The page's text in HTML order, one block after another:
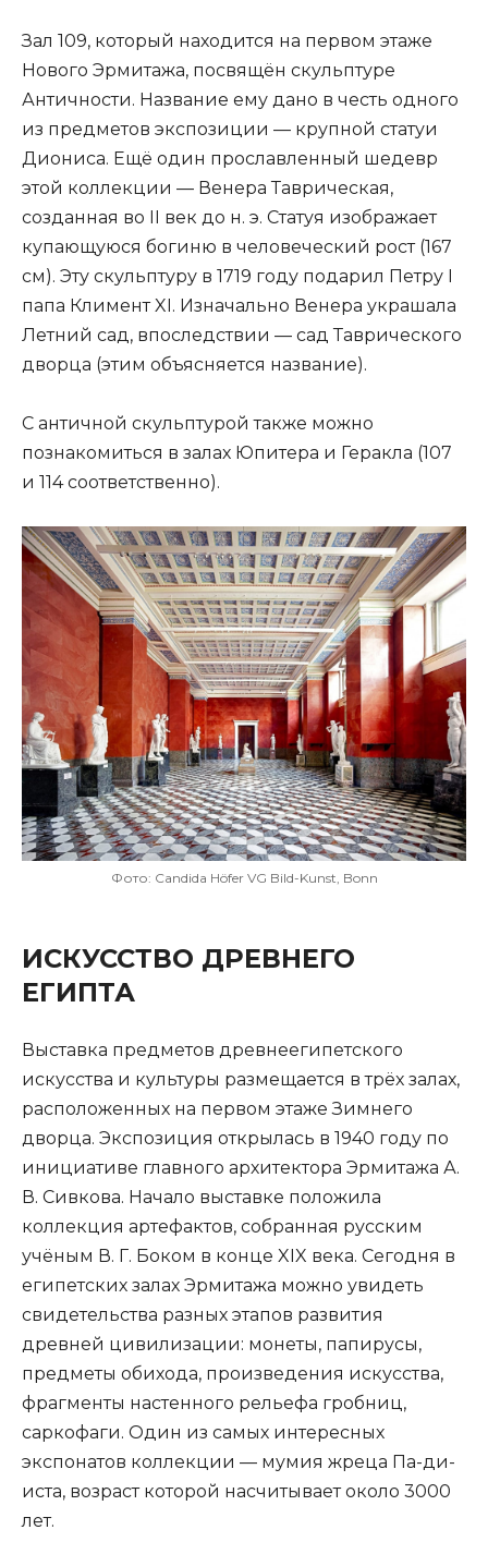
Зал 109, который находится на первом этаже
Нового Эрмитажа, посвящён скульптуре
Античности. Название ему дано в честь одного
из предметов экспозиции — крупной статуи
Диониса. Ещё один прославленный шедевр
этой коллекции — Венера Таврическая,
созданная во II век до н. э. Статуя изображает
купающуюся богиню в человеческий рост (167
см). Эту скульптуру в 1719 году подарил Петру I
папа Климент XI. Изначально Венера украшала
Летний сад, впоследствии — сад Таврического
дворца (этим объясняется название).
С античной скульптурой также можно
познакомиться в залах Юпитера и Геракла (107
и 114 соответственно).
Фото: Candida Höfer VG Bild-Kunst, Bonn
ИСКУССТВО ДРЕВНЕГО
ЕГИПТА
Выставка предметов древнеегипетского
искусства и культуры размещается в трёх залах,
расположенных на первом этаже Зимнего
дворца. Экспозиция открылась в 1940 году по
инициативе главного архитектора Эрмитажа А.
В. Сивкова. Начало выставке положила
коллекция артефактов, собранная русским
учёным В. Г. Боком в конце XIX века. Сегодня в
египетских залах Эрмитажа можно увидеть
свидетельства разных этапов развития
древней цивилизации: монеты, папирусы,
предметы обихода, произведения искусства,
фрагменты настенного рельефа гробниц,
саркофаги. Один из самых интересных
экспонатов коллекции — мумия жреца Па-ди-
иста, возраст которой насчитывает около 3000
лет.